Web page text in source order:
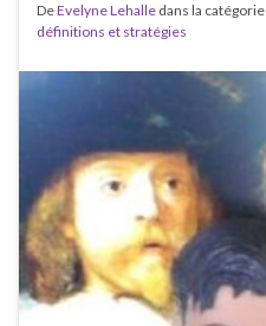
DeEvelyne Lehalle dans la catégorie
définitions et stratégies